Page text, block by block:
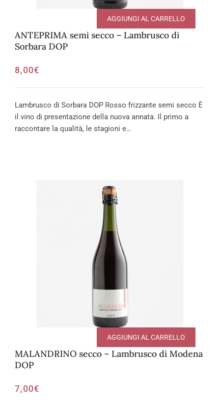
ANTEPRIMA semi secco – Lambrusco di
Sorbara DOP
8,00€
AGGIUNGI AL CARRELLO
Lambrusco di Sorbara DOP Rosso frizzante semi secco È
il vino di presentazione della nuova annata. Il primo a
raccontare la qualità, le stagioni e…
MALANDRINO secco – Lambrusco di Modena
DOP
7,00€
AGGIUNGI AL CARRELLO